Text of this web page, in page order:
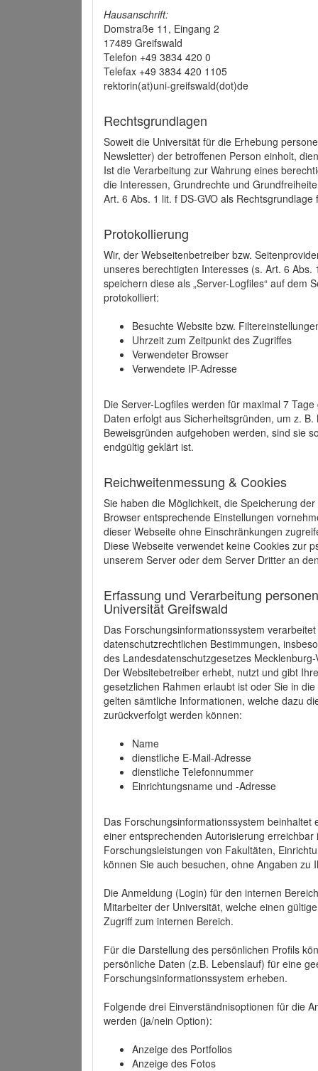
Hausanschrift:
Domstraße 11, Eingang 2
17489 Greifswald
Telefon +49 3834 420 0
Telefax +49 3834 420 1105
rektorin(at)uni-greifswald(dot)de
Rechtsgrundlagen
Soweit die Universität für die Erhebung
Newsletter) der betroffenen Person einholt,
Ist die Verarbeitung zur Wahrung eines
die Interessen, Grundrechte und
Art. 6 Abs. 1 lit. f DS-GVO als
Protokollierung
Wir, der Webseitenbetreiber bzw.
unseres berechtigten Interesses (s. Art. 6
speichern diese als „Server-Logfiles“ auf dem
protokolliert:
Besuchte Website bzw.
Uhrzeit zum Zeitpunkt des Zugriffes
Verwendeter Browser
Verwendete IP-Adresse
Die Server-Logfiles werden für maximal 7
Daten erfolgt aus Sicherheitsgründen, um z.
Beweisgründen aufgehoben werden, sind sie
endgültig geklärt ist.
Reichweitenmessung & Cookies
Sie haben die Möglichkeit, die Speicherung
Browser entsprechende Einstellungen
dieser Webseite ohne Einschränkungen
Diese Webseite verwendet keine Cookies zur
unserem Server oder dem Server Dritter an
Erfassung und Verarbeitung
Universität Greifswald
Das Forschungsinformationssystem
datenschutzrechtlichen Bestimmungen,
des Landesdatenschutzgesetzes
Der Websitebetreiber erhebt, nutzt und gibt
gesetzlichen Rahmen erlaubt ist oder Sie in
gelten sämtliche Informationen, welche dazu
zurückverfolgt werden können:
Name
dienstliche E-Mail-Adresse
dienstliche Telefonnummer
Einrichtungsname und -Adresse
Das Forschungsinformationssystem beinhaltet
einer entsprechenden Autorisierung
Forschungsleistungen von Fakultäten,
können Sie auch besuchen, ohne Angaben zu
Die Anmeldung (Login) für den internen
Mitarbeiter der Universität, welche einen
Zugriff zum internen Bereich.
Für die Darstellung des persönlichen Profils
persönliche Daten (z.B. Lebenslauf) für eine
Forschungsinformationssystem erheben.
Folgende drei Einverständnisoptionen für die
werden (ja/nein Option):
Anzeige des Portfolios
Anzeige des Fotos